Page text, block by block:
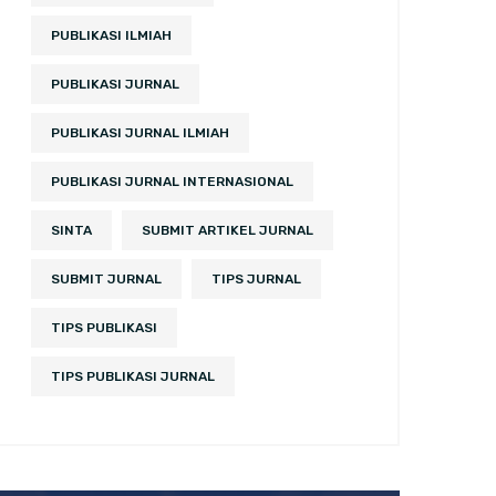
PUBLIKASI ILMIAH
PUBLIKASI JURNAL
PUBLIKASI JURNAL ILMIAH
PUBLIKASI JURNAL INTERNASIONAL
SINTA SUBMIT ARTIKEL JURNAL
SUBMIT JURNAL TIPS JURNAL
TIPS PUBLIKASI
TIPS PUBLIKASI JURNAL